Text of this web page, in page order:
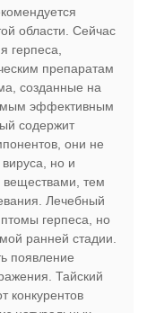
области. Сейчас
герпеса,
препаратам
созданные на
эффективным
содержит
они не
но и
веществами, тем
Лечебный
герпеса, но
ранней стадии.
появление
Тайский
конкурентов